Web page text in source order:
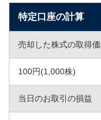
特定口座の計算
売却した株式の取得
100円(1,000株)
当日のお取引の損益